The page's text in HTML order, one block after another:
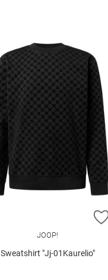
JOOP!
Sweatshirt "Jj-01Kaurelio"